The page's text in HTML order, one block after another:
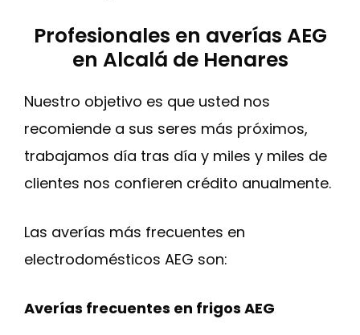
Profesionales en averías AEG
en Alcalá de Henares
Nuestro objetivo es que usted nos
recomiende a sus seres más próximos,
trabajamos día tras día y miles y miles de
clientes nos confieren crédito anualmente.
Las averías más frecuentes en
electrodomésticos AEG son:
Averías frecuentes en frigos AEG